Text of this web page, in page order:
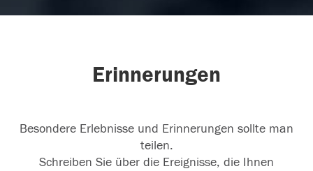
Erinnerungen
Besondere Erlebnisse und Erinnerungen sollte man
teilen.
Schreiben Sie über die Ereignisse, die Ihnen